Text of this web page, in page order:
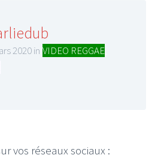
2020 in VIDEO REGGAE
vos réseaux sociaux :